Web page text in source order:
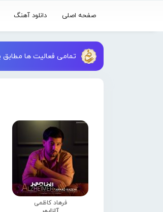
صفحه اصلی دانلود آهنگ
تمامی فعالیت ها مطابق
فرهاد کاظمی